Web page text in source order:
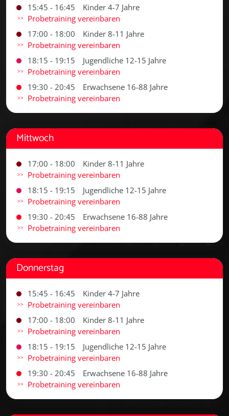
15:45 - 16:45
Kinder 4-7 Jahre
Probetraining vereinbaren
17:00 - 18:00
Kinder 8-11 Jahre
Probetraining vereinbaren
18:15 - 19:15
Jugendliche 12-15 Jahre
Probetraining vereinbaren
19:30 - 20:45
Erwachsene 16-88 Jahre
Probetraining vereinbaren
Mittwoch
17:00 - 18:00
Kinder 8-11 Jahre
Probetraining vereinbaren
18:15 - 19:15
Jugendliche 12-15 Jahre
Probetraining vereinbaren
19:30 - 20:45
Erwachsene 16-88 Jahre
Probetraining vereinbaren
Donnerstag
15:45 - 16:45
Kinder 4-7 Jahre
Probetraining vereinbaren
17:00 - 18:00
Kinder 8-11 Jahre
Probetraining vereinbaren
18:15 - 19:15
Jugendliche 12-15 Jahre
Probetraining vereinbaren
19:30 - 20:45
Erwachsene 16-88 Jahre
Probetraining vereinbaren